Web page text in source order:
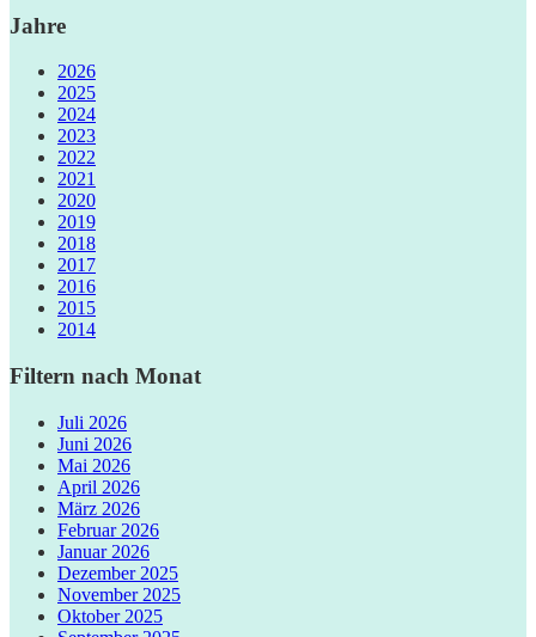
Jahre
2026
2025
2024
2023
2022
2021
2020
2019
2018
2017
2016
2015
2014
Filtern nach Monat
Juli 2026
Juni 2026
Mai 2026
April 2026
März 2026
Februar 2026
Januar 2026
Dezember 2025
November 2025
Oktober 2025